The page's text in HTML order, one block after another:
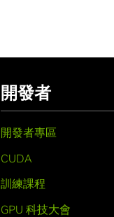
開發者
開發者專區
CUDA
訓練課程
GPU 科技大會